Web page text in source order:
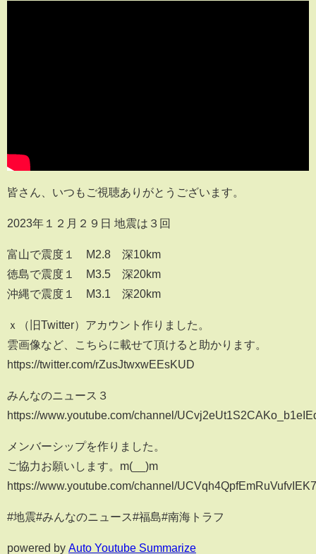
皆さん、いつもご視聴ありがとうございます。
2023年１２月２９日 地震は３回
富山で震度１ M2.8 深10km
徳島で震度１ M3.5 深20km
沖縄で震度１ M3.1 深20km
ｘ（旧Twitter）アカウント作りました。
雲画像など、こちらに載せて頂けると助かります。
https://twitter.com/rZusJtwxwEEsKUD
みんなのニュース３
https://www.youtube.com/channel/
メンバーシップを作りました。
ご協力お願いします。m(__)m
https://www.youtube.com/channel/
#地震#みんなのニュース#福島#南海トラフ
powered by Auto Youtube Summarize